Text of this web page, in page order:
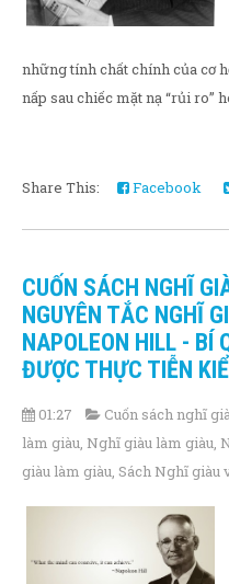
những tính chất chính của cơ
nấp sau chiếc mặt nạ “rủi ro”
Share This: Facebook
CUỐN SÁCH NGHĨ
NGUYÊN TẮC NGHĨ
NAPOLEON HILL - BÍ
ĐƯỢC THỰC TIỄN
01:27 Cuốn sách nghĩ
làm giàu Nghĩ giàu làm giàu
giàu làm giàu Sách Nghĩ giàu